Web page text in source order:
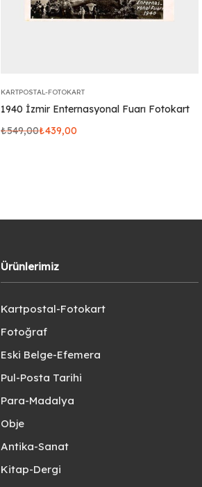
KARTPOSTAL-FOTOKART
1940 İzmir Enternasyonal Fuarı Fotokart
₺549,00₺439,00
Ürünlerimiz
Kartpostal-Fotokart
Fotoğraf
Eski Belge-Efemera
Pul-Posta Tarihi
Para-Madalya
Obje
Antika-Sanat
Kitap-Dergi